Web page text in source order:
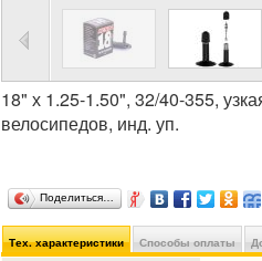
18" х 1.25-1.50", 32/40-355,
велосипедов, инд. уп.
Поделиться…
Тех. характеристики Способы оплаты